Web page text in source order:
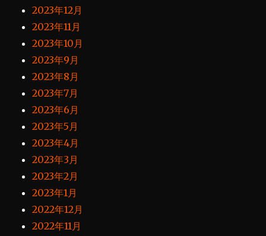
2023年12月
2023年11月
2023年10月
2023年9月
2023年8月
2023年7月
2023年6月
2023年5月
2023年4月
2023年3月
2023年2月
2023年1月
2022年12月
2022年11月